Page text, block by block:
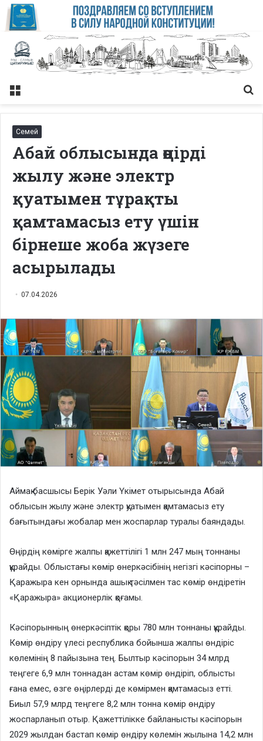
Меню
Семей
Абай облысында өңірді
жылу және электр
қуатымен тұрақты
қамтамасыз ету үшін
бірнеше жоба жүзеге
асырылады
07.04.2026
Аймақ басшысы Берік Уәли Үкімет отырысында Абай
облысын жылу және электр қуатымен қамтамасыз ету
бағытындағы жобалар мен жоспарлар туралы баяндады.
Өңірдің көмірге жалпы қажеттілігі 1 млн 247 мың тоннаны
құрайды. Облыстағы көмір өнеркәсібінің негізгі кәсіпорны –
Қаражыра кен орнында ашық тәсілмен тас көмір өндіретін
«Қаражыра» акционерлік қоғамы.
Кәсіпорынның өнеркәсіптік қоры 780 млн тоннаны құрайды.
Көмір өндіру үлесі республика бойынша жалпы өндіріс
көлемінің 8 пайызына тең. Былтыр кәсіпорын 34 млрд
теңгеге 6,9 млн тоннадан астам көмір өндіріп, облысты
ғана емес, өзге өңірлерді де көмірмен қамтамасыз етті.
Биыл 57,9 млрд теңгеге 8,2 млн тонна көмір өндіру
жоспарланып отыр. Қажеттілікке байланысты кәсіпорын
2029 жылдан бастап көмір өндіру көлемін жылына 14,2 млн